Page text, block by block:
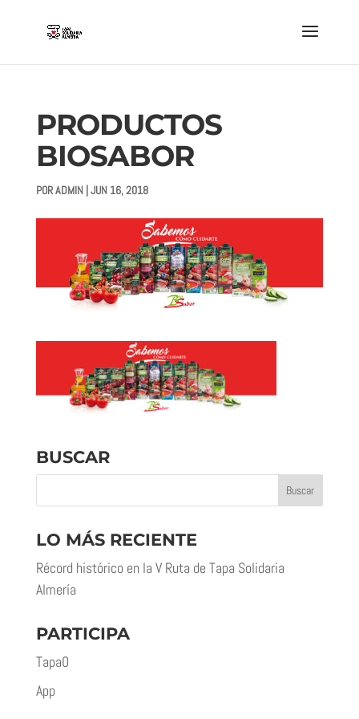
PRODUCTOS
BIOSABOR
PORADMIN|JUN 16, 2018
BUSCAR
LO MÁS RECIENTE
Récord histórico en la V Ruta de Tapa Solidaria
Almería
PARTICIPA
Tapa0
App